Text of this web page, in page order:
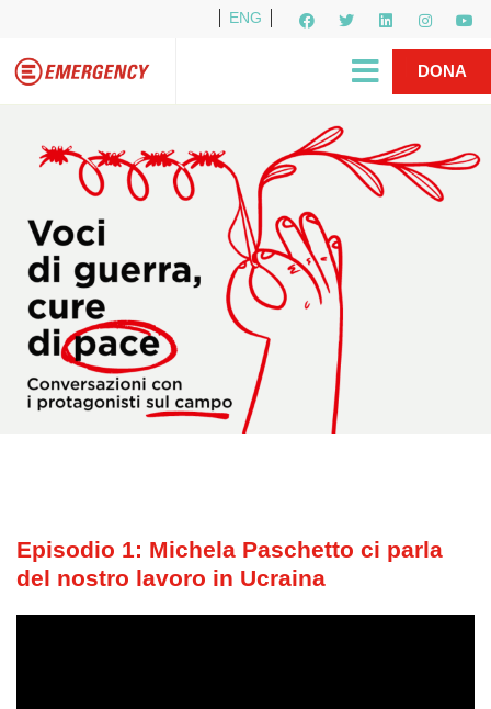
ENG
R1PUD1A
DONA
Episodio 1: Michela Paschetto ci parla
del nostro lavoro in Ucraina